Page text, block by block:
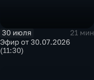
30 июля
21 мин
Эфир от 30.07.2026
(11:30)